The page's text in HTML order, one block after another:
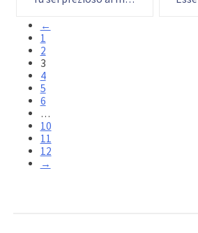
←
1
2
3
4
5
6
…
10
11
12
→